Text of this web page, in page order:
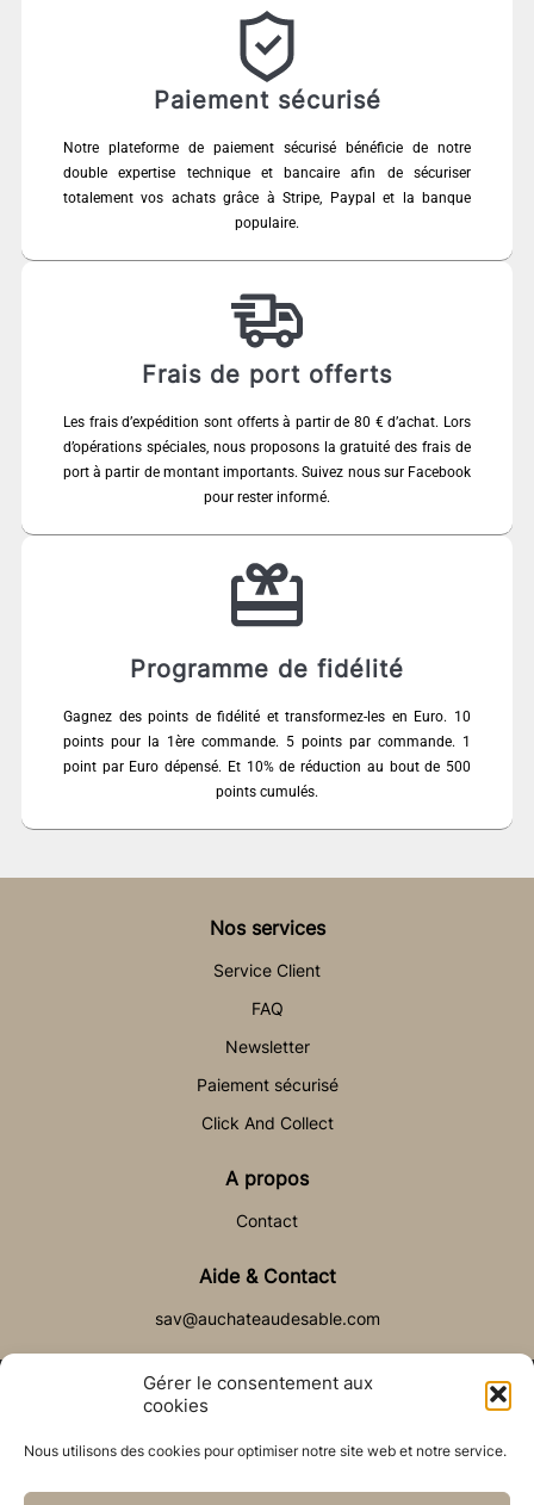
Gérer le consentement aux
cookies
Nous utilisons des cookies pour optimiser notre site web et notre service.
Paiement sécurisé
Notre plateforme de paiement sécurisé bénéficie de notre
double expertise technique et bancaire afin de sécuriser
totalement vos achats grâce à Stripe, Paypal et la banque
populaire.
Frais de port offerts
Les frais d’expédition sont offerts à partir de 80 € d’achat. Lors
d’opérations spéciales, nous proposons la gratuité des frais de
port à partir de montant importants. Suivez nous sur Facebook
pour rester informé.
Programme de fidélité
Gagnez des points de fidélité et transformez-les en Euro. 10
points pour la 1ère commande. 5 points par commande. 1
point par Euro dépensé. Et 10% de réduction au bout de 500
points cumulés.
Nos services
Service Client
FAQ
Newsletter
Paiement sécurisé
Click And Collect
A propos
Contact
Aide & Contact
sav@auchateaudesable.com
CGV
Réalisé par l’agence web : PixelsAgency.fr